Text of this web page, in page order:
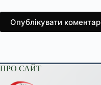
Опублікувати коментар
ПРО САЙТ